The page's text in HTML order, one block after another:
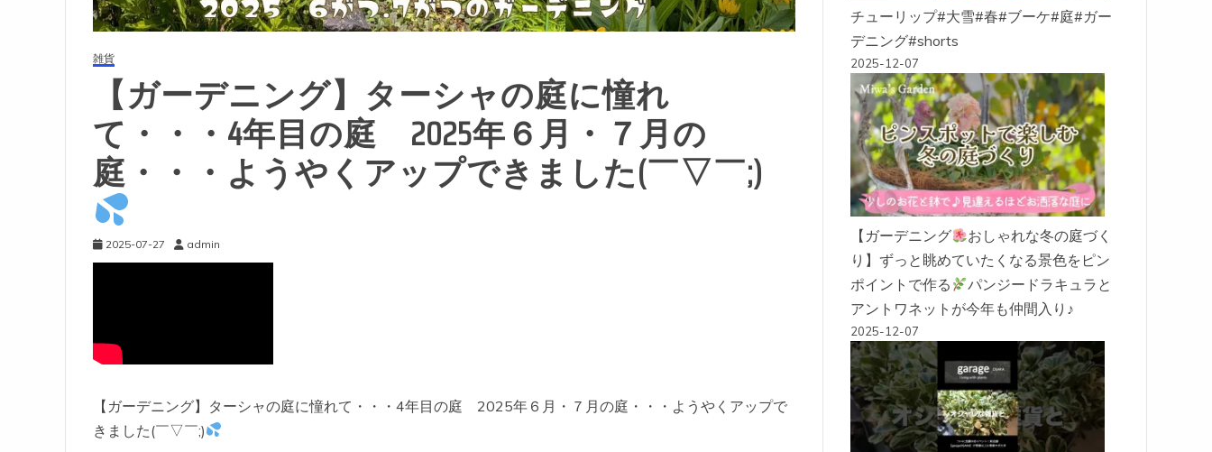
雑貨
【ガーデニング】ターシャの庭に憧れ
て・・・4年目の庭 2025年６月・７月の
庭・・・ようやくアップできました(￣▽￣;)
2025-07-27 admin
【ガーデニング】ターシャの庭に憧れて・・・4年目の庭 2025年６月・７月の庭・・・ようやくアップで
きました(￣▽￣;)
チューリップ#大雪#春#ブーケ#庭#ガー
デニング#shorts
2025-12-07
【ガーデニング
おしゃれな冬の庭づく
り】ずっと眺めていたくなる景色をピン
ポイントで作る
パンジードラキュラと
アントワネットが今年も仲間入り♪
2025-12-07